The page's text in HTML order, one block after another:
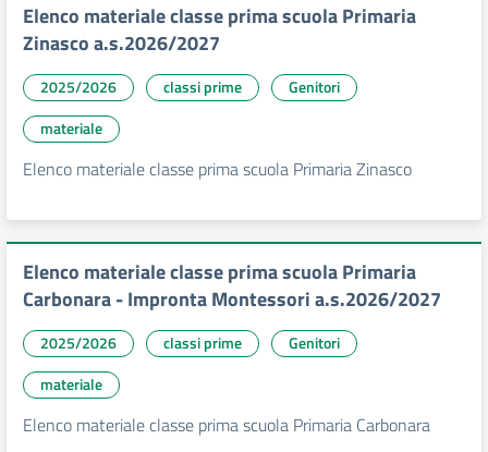
Elenco materiale classe prima scuola Primaria
Zinasco a.s.2026/2027
2025/2026 classi prime
Genitori
materiale
Elenco materiale classe prima scuola Primaria Zinasco
Elenco materiale classe prima scuola Primaria
Carbonara - Impronta Montessori a.s.2026/2027
2025/2026 classi prime
Genitori
materiale
Elenco materiale classe prima scuola Primaria Carbonara